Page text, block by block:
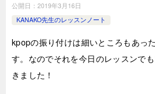
公開日： 2019年3月16日
KANAKO先生のレッスンノート
kpopの振り付けは細いところもあっ
す。なのでそれを今日のレッスンで
きました！